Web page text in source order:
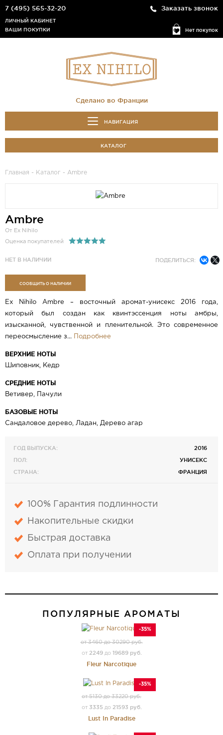
7 (495) 565-32-20 Заказать звонок
Нет покупок
ЛИЧНЫЙ КАБИНЕТ
ВАШИ ПОКУПКИ
Сделано во Франции
НАВИГАЦИЯ
КАТАЛОГ
Главная - Каталог - Ambre
Ambre
От Ex Nihilo
Оценка покупателей
НЕТ В НАЛИЧИИ
СООБЩИТЬ О НАЛИЧИИ
ПОДЕЛИТЬСЯ:
Ex Nihilo Ambre – восточный аромат-унисекс 2016 года,
который был создан как квинтэссенция ноты амбры,
изысканной, чувственной и пленительной. Это современное
переосмысление з... Подробнее
ВЕРХНИЕ НОТЫ
Шиповник, Кедр
СРЕДНИЕ НОТЫ
Ветивер, Пачули
БАЗОВЫЕ НОТЫ
Сандаловое дерево, Ладан, Дерево агар
ГОД ВЫПУСКА:
2016
ПОЛ:
УНИСЕКС
СТРАНА:
ФРАНЦИЯ
100% Гарантия подлинности
Накопительные скидки
Быстрая доставка
Оплата при получении
ПОПУЛЯРНЫЕ АРОМАТЫ
-35%
от 3460 до 30290 руб.
от 2249до 19689 руб.
Fleur Narcotique
-35%
от 5130 до 33220 руб.
от 3335 до 21593 руб.
Lust In Paradise